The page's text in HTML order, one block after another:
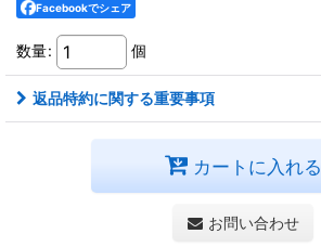
Facebookでシェア
数量: 個
返品特約に関する重要事項
カートに入れる
お問い合わせ